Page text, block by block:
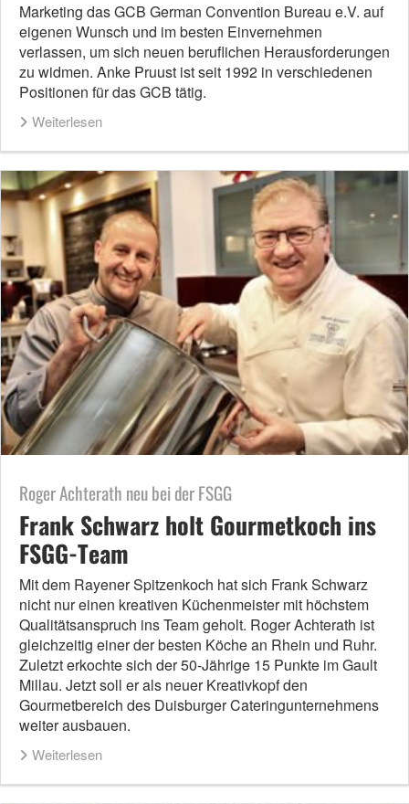
Marketing das GCB German Convention Bureau e.V. auf
eigenen Wunsch und im besten Einvernehmen
verlassen, um sich neuen beruflichen Herausforderungen
zu widmen. Anke Pruust ist seit 1992 in verschiedenen
Positionen für das GCB tätig.
Weiterlesen
Roger Achterath neu bei der FSGG
Frank Schwarz holt Gourmetkoch ins
FSGG-Team
Mit dem Rayener Spitzenkoch hat sich Frank Schwarz
nicht nur einen kreativen Küchenmeister mit höchstem
Qualitätsanspruch ins Team geholt. Roger Achterath ist
gleichzeitig einer der besten Köche an Rhein und Ruhr.
Zuletzt erkochte sich der 50-Jährige 15 Punkte im Gault
Millau. Jetzt soll er als neuer Kreativkopf den
Gourmetbereich des Duisburger Cateringunternehmens
weiter ausbauen.
Weiterlesen